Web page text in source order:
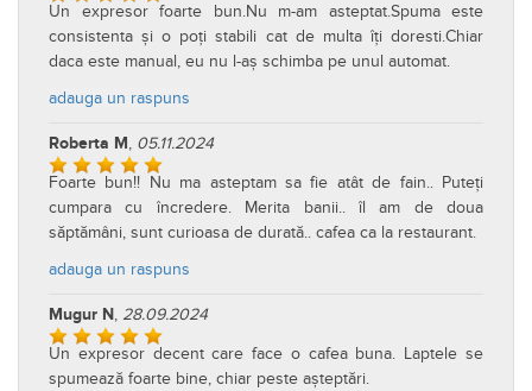
Un expresor foarte bun.Nu m-am asteptat.Spuma este
consistenta și o poți stabili cat de multa îți doresti.Chiar
daca este manual, eu nu l-aș schimba pe unul automat.
adauga un raspuns
Roberta M, 05.11.2024
Foarte bun!! Nu ma asteptam sa fie atât de fain.. Puteți
cumpara cu încredere. Merita banii.. îl am de doua
săptămâni, sunt curioasa de durată.. cafea ca la restaurant.
adauga un raspuns
Mugur N, 28.09.2024
Un expresor decent care face o cafea buna. Laptele se
spumează foarte bine, chiar peste așteptări.